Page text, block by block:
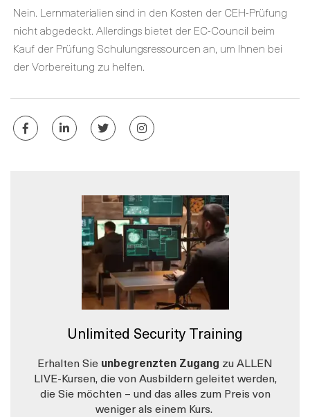
Nein. Lernmaterialien sind in den Kosten der CEH-Prüfung
nicht abgedeckt. Allerdings bietet der EC-Council beim
Kauf der Prüfung Schulungsressourcen an, um Ihnen bei
der Vorbereitung zu helfen.
Unlimited Security Training
Erhalten Sie unbegrenzten Zugang zu ALLEN
LIVE-Kursen, die von Ausbildern geleitet werden,
die Sie möchten – und das alles zum Preis von
weniger als einem Kurs.